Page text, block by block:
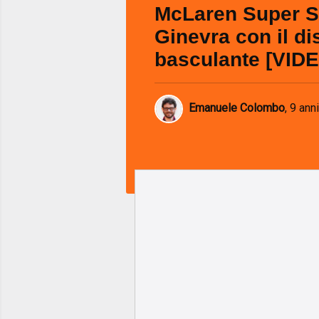
McLaren Super
Ginevra con il
basculante
Emanuele Colombo, 9